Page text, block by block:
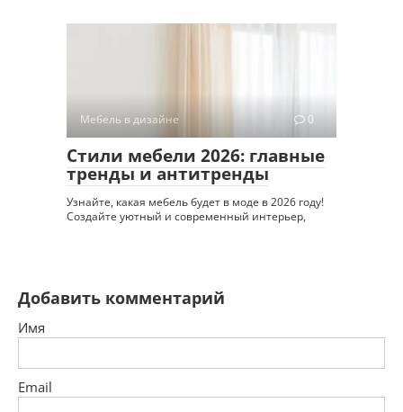
Мебель в дизайне 0
Стили мебели 2026: главные
тренды и антитренды
Узнайте, какая мебель будет в моде в 2026 году!
Создайте уютный и современный интерьер,
Добавить комментарий
Имя
Email